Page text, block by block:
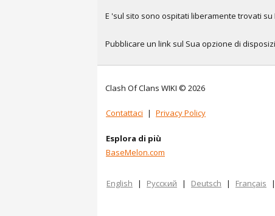
E 'sul sito sono ospitati liberamente trovati
Pubblicare un link sul Sua opzione di
Clash Of Clans WIKI © 2026
Contattaci | Privacy Policy
Esplora di più
BaseMelon.com
English | Русский | Deutsch | Français |